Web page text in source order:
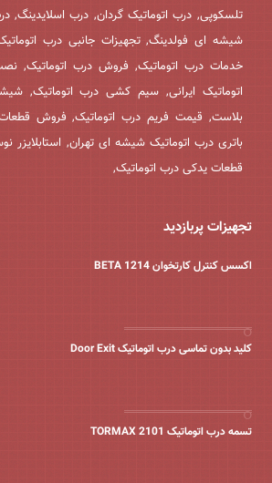
تلسکوپی, درب اتوماتیک گردان, درب
شیشه ای فولدینگ, تجهیزات جانبی درب
خدمات درب اتوماتیک, فروش درب اتوماتیک,
اتوماتیک ایرانی, سیم کشی درب اتوماتیک,
بلاست, قیمت فریم درب اتوماتیک, فروش
باتری درب اتوماتیک شیشه ای تهران, استابلایزر
قطعات یدکی درب اتوماتیک,
تجهیزات پربازدید
اکسس کنترل کارتخوان BETA 1214
کلید بدون تماسی درب اتوماتیک Door Exit
تسمه درب اتوماتیک TORMAX 2101